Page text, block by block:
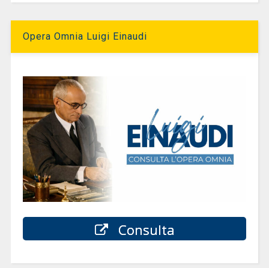
Opera Omnia Luigi Einaudi
Consulta